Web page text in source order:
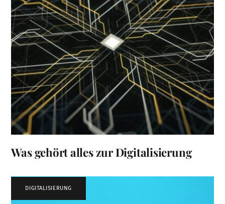
Was gehört alles zur Digitalisierung
DIGITALISIERUNG